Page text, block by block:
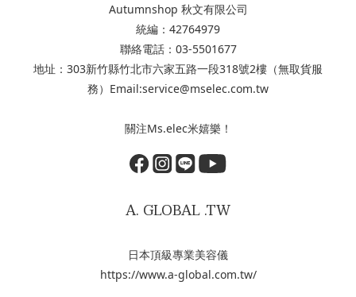
Autumnshop 秋文有限公司
統編：42764979
聯絡電話：03-5501677
地址：303新竹縣竹北市六家五路一段318號2樓（無取貨服
務）Email:service@mselec.com.tw
關注Ms.elec米嬉樂！
A. GLOBAL .TW
日本頂級專業美容儀
https://www.a-global.com.tw/